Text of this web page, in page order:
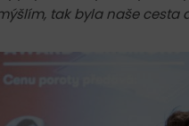
tak byla naše cesta